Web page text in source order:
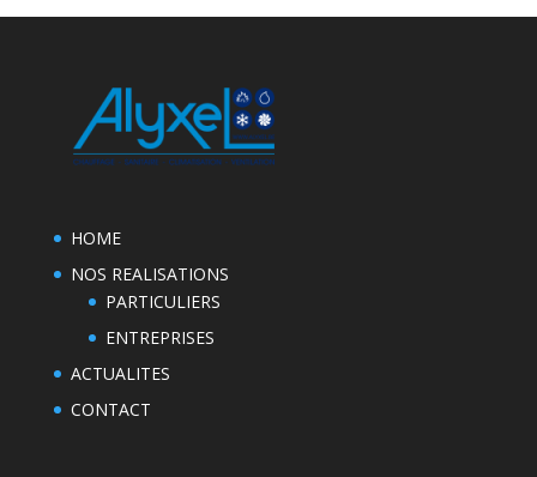
HOME
NOS REALISATIONS
PARTICULIERS
ENTREPRISES
ACTUALITES
CONTACT